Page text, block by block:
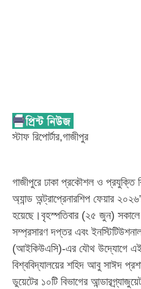
স্টাফ রিপোর্টার,গাজীপুর
গাজীপুরে ঢাকা প্রকৌশল ও প্রযুক্তি
অ্যান্ড অন্ট্রাপ্রেনারশিপ ফেয়ার
হয়েছে।বৃহস্পতিবার (২৫ জুন) সকালে
সম্প্রসারণ দপ্তর এবং
(আইকিউএসি)-এর যৌথ উদ্যোগে
বিশ্ববিদ্যালয়ের শহিদ আবু সাঈদ
ডুয়েটের ১০টি বিভাগের